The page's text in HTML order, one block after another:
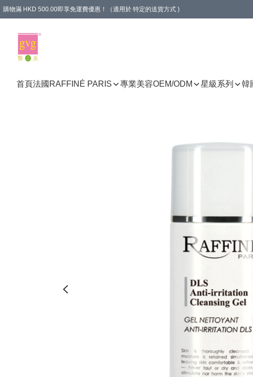
購物滿 HKD 500.00即享免運費優惠！（適用於 特定的送貨方式 )
首頁法國RAFFINÉ PARIS 專業美容OEM/ODM 星級系列 韓